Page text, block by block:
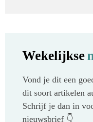
Wekelijkse
Vond je dit een
dit soort artikelen
Schrijf je dan in
nieuwsbrief 👇